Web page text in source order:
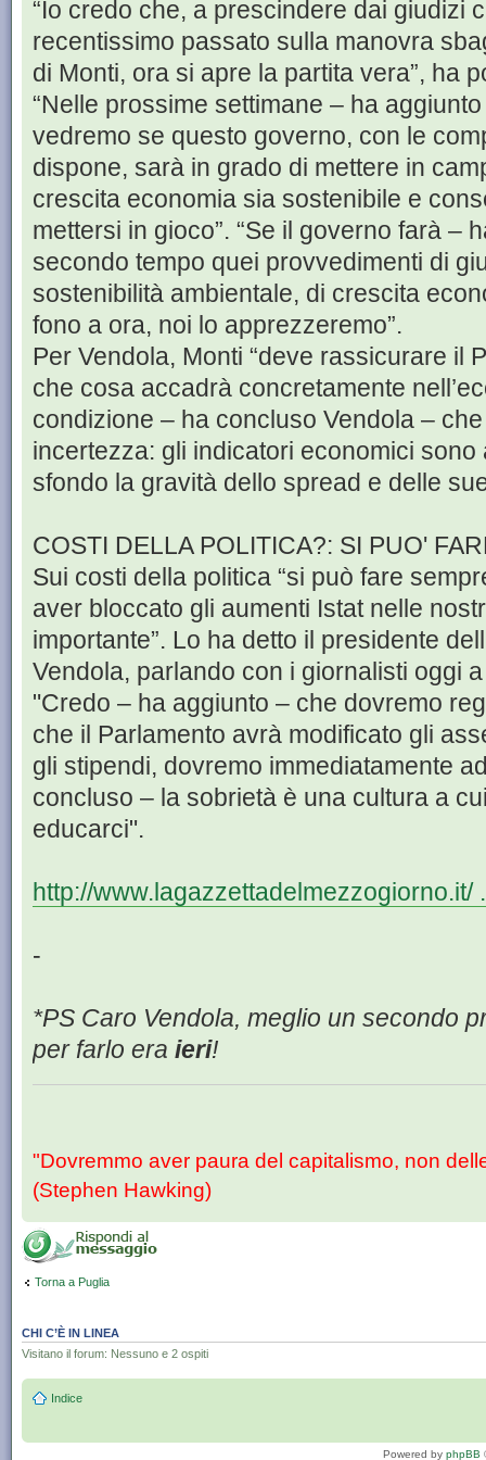
“Io credo che, a prescindere dai giudizi
recentissimo passato sulla manovra
di Monti, ora si apre la partita vera”, ha
“Nelle prossime settimane – ha
vedremo se questo governo, con le
dispone, sarà in grado di mettere in
crescita economia sia sostenibile e
mettersi in gioco”. “Se il governo farà –
secondo tempo quei provvedimenti di
sostenibilità ambientale, di crescita
fono a ora, noi lo apprezzeremo”.
Per Vendola, Monti “deve rassicurare il
che cosa accadrà concretamente
condizione – ha concluso Vendola –
incertezza: gli indicatori economici sono
sfondo la gravità dello spread e delle
COSTI DELLA POLITICA?: SI PUO'
Sui costi della politica “si può fare
aver bloccato gli aumenti Istat nelle
importante”. Lo ha detto il presidente
Vendola, parlando con i giornalisti oggi
"Credo – ha aggiunto – che dovremo
che il Parlamento avrà modificato gli
gli stipendi, dovremo immediatamente
concluso – la sobrietà è una cultura a
educarci".
http://www.lagazzettadelmezzogiorno.it/
-
*PS Caro Vendola, meglio un secondo
per farlo era ieri!
"Dovremmo aver paura del capitalismo, non
(Stephen Hawking)
Torna a Puglia
CHI C’È IN LINEA
Visitano il forum: Nessuno e 2 ospiti
Indice
Powered by phpBB